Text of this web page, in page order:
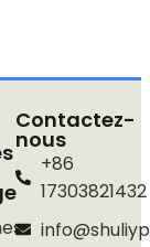
Contactez-
nous
+86
17303821432